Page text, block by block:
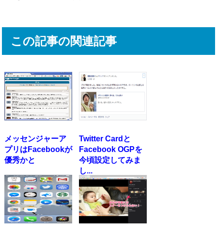
この記事の関連記事
メッセンジャーア
プリはFacebookが
優秀かと
Twitter Cardと
Facebook OGPを
今頃設定してみま
し...